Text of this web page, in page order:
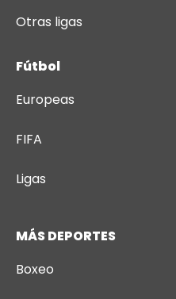
Otras ligas
Fútbol
Europeas
FIFA
Ligas
MÁS DEPORTES
Boxeo